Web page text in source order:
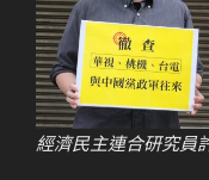
經濟民主連合研究員